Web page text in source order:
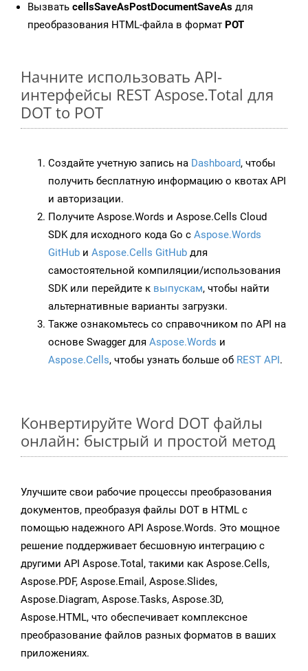
Вызвать cellsSaveAsPostDocumentSaveAs для
преобразования HTML-файла в формат POT
Начните использовать API-
интерфейсы REST Aspose.Total для
DOT to POT
Создайте учетную запись на Dashboard, чтобы
получить бесплатную информацию о квотах API
и авторизации.
Получите Aspose.Words и Aspose.Cells Cloud
SDK для исходного кода Go с Aspose.Words
GitHub и Aspose.Cells GitHub для
самостоятельной компиляции/использования
SDK или перейдите к выпускам, чтобы найти
альтернативные варианты загрузки.
Также ознакомьтесь со справочником по API на
основе Swagger для Aspose.Words и
Aspose.Cells, чтобы узнать больше об REST API.
Конвертируйте Word DOT файлы
онлайн: быстрый и простой метод
Улучшите свои рабочие процессы преобразования
документов, преобразуя файлы DOT в HTML с
помощью надежного API Aspose.Words. Это мощное
решение поддерживает бесшовную интеграцию с
другими API Aspose.Total, такими как Aspose.Cells,
Aspose.PDF, Aspose.Email, Aspose.Slides,
Aspose.Diagram, Aspose.Tasks, Aspose.3D,
Aspose.HTML, что обеспечивает комплексное
преобразование файлов разных форматов в ваших
приложениях.